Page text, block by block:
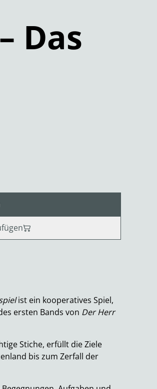
Das
ist ein kooperatives Spiel,
ersten Bands von Der Herr
Stiche, erfüllt die Ziele
bis zum Zerfall der